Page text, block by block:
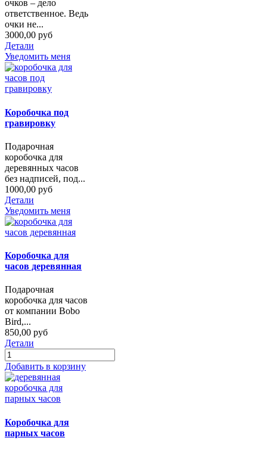
очков – дело
ответственное. Ведь
очки не...
3000,00 руб
Детали
Уведомить меня
Коробочка под
гравировку
Подарочная
коробочка для
деревянных часов
без надписей, под...
1000,00 руб
Детали
Уведомить меня
Коробочка для
часов деревянная
Подарочная
коробочка для часов
от компании Bobo
Bird,...
850,00 руб
Детали
Добавить в корзину
Коробочка для
парных часов